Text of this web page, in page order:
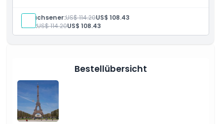
Aufzugzugang zur 2. Etage & zur Spitze
Mehrsprachige Audioguide-App
Erwachsener:US$ 114.20US$ 108.43
Kind:US$ 114.20US$ 108.43
Bestellübersicht